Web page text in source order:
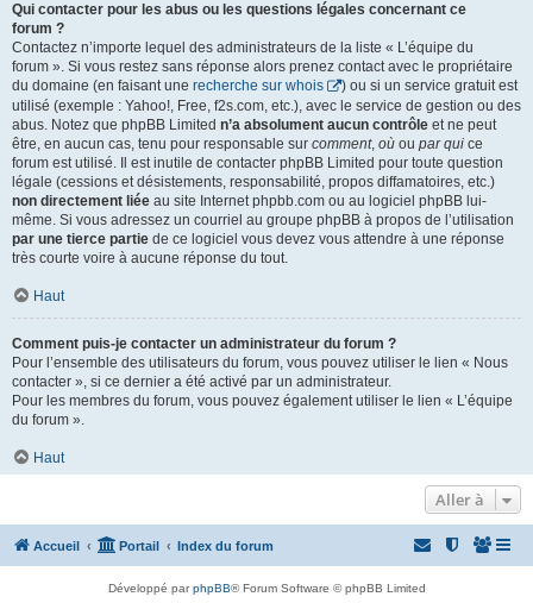
Qui contacter pour les abus ou les questions légales concernant ce
forum ?
Contactez n’importe lequel des administrateurs de la liste « L’équipe du
forum ». Si vous restez sans réponse alors prenez contact avec le propriétaire
du domaine (en faisant une recherche sur whois
) ou si un service gratuit est
utilisé (exemple : Yahoo!, Free, f2s.com, etc.), avec le service de gestion ou des
abus. Notez que phpBB Limited n’a absolument aucun contrôle et ne peut
être, en aucun cas, tenu pour responsable sur comment, où ou par qui ce
forum est utilisé. Il est inutile de contacter phpBB Limited pour toute question
légale (cessions et désistements, responsabilité, propos diffamatoires, etc.)
non directement liée au site Internet phpbb.com ou au logiciel phpBB lui-
même. Si vous adressez un courriel au groupe phpBB à propos de l’utilisation
par une tierce partie de ce logiciel vous devez vous attendre à une réponse
très courte voire à aucune réponse du tout.
Haut
Comment puis-je contacter un administrateur du forum ?
Pour l’ensemble des utilisateurs du forum, vous pouvez utiliser le lien « Nous
contacter », si ce dernier a été activé par un administrateur.
Pour les membres du forum, vous pouvez également utiliser le lien « L’équipe
du forum ».
Haut
Aller à
Accueil Portail Index du forum
Développé parphpBB® Forum Software © phpBB Limited